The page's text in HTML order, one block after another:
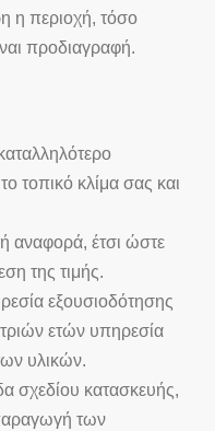
η περιοχή, τόσο
προδιαγραφή.
τοπικό κλίμα σας και
αναφορά, έτσι ώστε
της τιμής.
εξουσιοδότησης
ετών υπηρεσία
υλικών.
σχεδίου κατασκευής,
των